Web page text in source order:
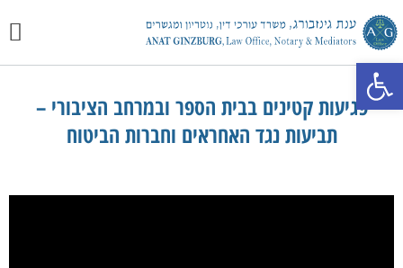
פתח סרגל נגישות
פגיעות קטינים בבית הספר ובמרחב הציבורי –
תביעות נגד האחראים וחברות הביטוח